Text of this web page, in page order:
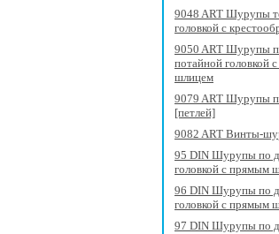
9048 ART Шурупы
головкой с
9050 ART Шурупы
потайной головкой
шлицем
9079 ART Шурупы
[петлей]
9082 ART Винты-
95 DIN Шурупы по
головкой с прямым
96 DIN Шурупы по
головкой с прямым
97 DIN Шурупы по